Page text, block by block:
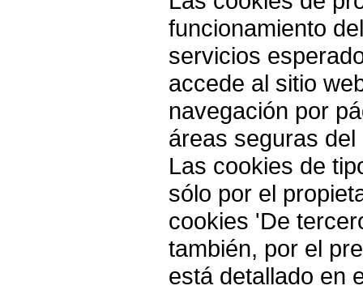
funcionamiento
servicios
accede al sitio
navegación por
áreas seguras del
Las cookies de
sólo por el
cookies 'De
también, por el
está detallado en